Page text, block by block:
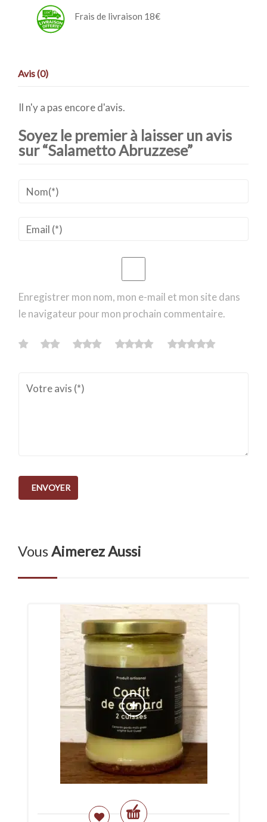
Frais de livraison 18€
Avis (0)
Il n'y a pas encore d'avis.
Soyez le premier à laisser un avis
sur “Salametto Abruzzese”
Enregistrer mon nom, mon e-mail et mon site dans
le navigateur pour mon prochain commentaire.
VousAimerez Aussi